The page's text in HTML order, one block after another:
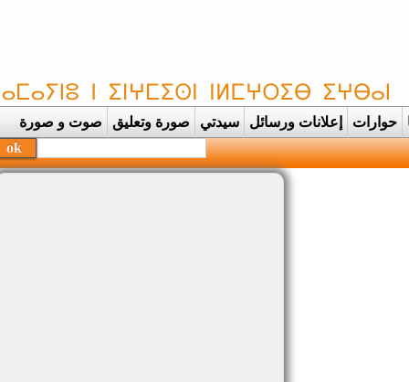
حوارات إعلانات ورسائل سيدتي صورة وتعليق صوت و صورة